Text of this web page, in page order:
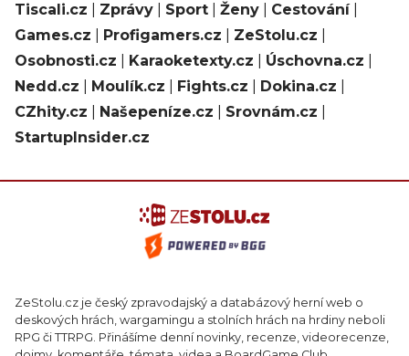
Tiscali.cz Zprávy Sport Ženy Cestování|
Games.cz
Profigamers.cz ZeStolu.cz
Osobnosti.cz
Karaoketexty.cz Úschovna.cz
Nedd.cz
Moulík.cz Fights.cz Dokina.cz
CZhity.cz
Našepeníze.cz Srovnám.cz
StartupInsider.cz
ZeStolu.cz je český zpravodajský a databázový herní web o
deskových hrách, wargamingu a stolních hrách na hrdiny neboli
RPG či TTRPG. Přinášíme denní novinky, recenze, videorecenze,